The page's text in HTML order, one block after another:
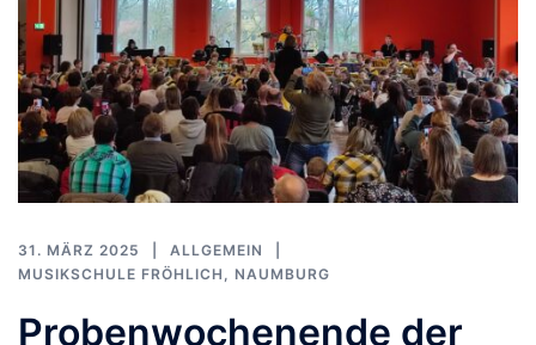
31. MÄRZ 2025
ALLGEMEIN
MUSIKSCHULE FRÖHLICH
NAUMBURG
Probenwochenende der